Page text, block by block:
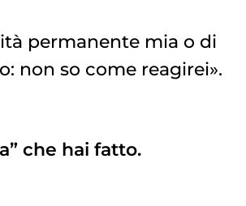
permanente mia o di
non so come reagirei».
che hai fatto.